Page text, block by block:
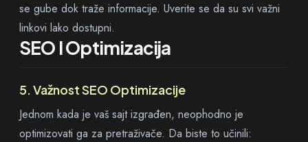
se gube dok traže informacije. Uverite se da su svi važni
linkovi lako dostupni.
SEO I Optimizacija
5. Važnost SEO Optimizacije
Jednom kada je vaš sajt izgrađen, neophodno je
optimizovati ga za pretraživače. Da biste to učinili: